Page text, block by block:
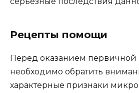
Рецепты помощи
Перед оказанием
необходимо обратить
характерные признаки